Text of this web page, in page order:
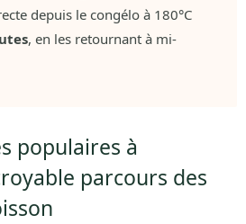
depuis le congélo à 180°C
, en les retournant à mi-
populaires à
parcours des